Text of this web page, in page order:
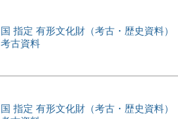
国 指定 有形文化財（考古・歴史資料）
考古資料
国 指定 有形文化財（考古・歴史資料）